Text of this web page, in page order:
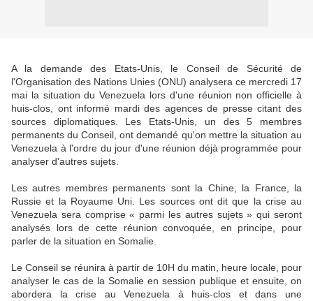
A la demande des Etats-Unis, le Conseil de Sécurité de
l'Organisation des Nations Unies (ONU) analysera ce mercredi 17
mai la situation du Venezuela lors d'une réunion non officielle à
huis-clos, ont informé mardi des agences de presse citant des
sources diplomatiques. Les Etats-Unis, un des 5 membres
permanents du Conseil, ont demandé qu'on mettre la situation au
Venezuela à l'ordre du jour d'une réunion déjà programmée pour
analyser d'autres sujets.
Les autres membres permanents sont la Chine, la France, la
Russie et la Royaume Uni. Les sources ont dit que la crise au
Venezuela sera comprise « parmi les autres sujets » qui seront
analysés lors de cette réunion convoquée, en principe, pour
parler de la situation en Somalie.
Le Conseil se réunira à partir de 10H du matin, heure locale, pour
analyser le cas de la Somalie en session publique et ensuite, on
abordera la crise au Venezuela à huis-clos et dans une